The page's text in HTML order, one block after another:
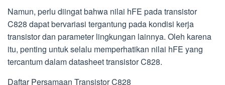
Namun, perlu diingat bahwa nilai hFE pada transistor
C828 dapat bervariasi tergantung pada kondisi kerja
transistor dan parameter lingkungan lainnya. Oleh karena
itu, penting untuk selalu memperhatikan nilai hFE yang
tercantum dalam datasheet transistor C828.
Daftar Persamaan Transistor C828